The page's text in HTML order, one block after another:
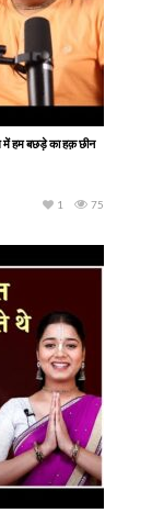
हम बछड़े का हक़ छीन
75
1